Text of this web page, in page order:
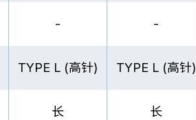
- -
TYPE L (高针) TYPE L (高针)
长 长